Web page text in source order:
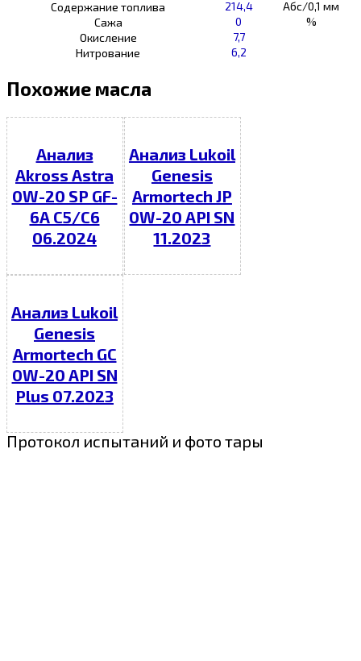
Содержание топлива
214,4
Абс/0,1 мм
Сажа
0
%
Окисление
7,7
Нитрование
6,2
Похожие масла
Анализ
Akross Astra
0W-20 SP GF-
6A C5/C6
06.2024
Анализ Lukoil
Genesis
Armortech JP
0W-20 API SN
11.2023
Анализ Lukoil
Genesis
Armortech GC
0W-20 API SN
Plus 07.2023
Протокол испытаний и фото тары